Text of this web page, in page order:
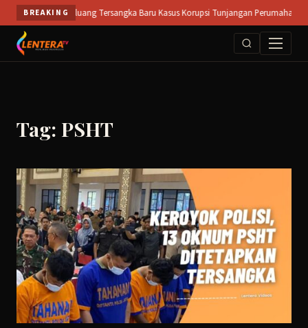
Skip
to
content
BREAKING
Buka Peluang Tersangka Baru Kasus Korupsi Tunjangan Perumahan
Tag: PSHT